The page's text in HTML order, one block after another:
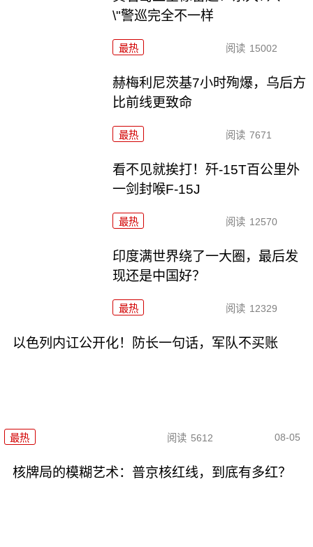
\"警巡完全不一样
最热 阅读 15002
赫梅利尼茨基7小时殉爆，乌后方
比前线更致命
最热 阅读 7671
看不见就挨打！歼-15T百公里外
一剑封喉F-15J
最热 阅读 12570
印度满世界绕了一大圈，最后发
现还是中国好？
最热 阅读 12329
以色列内讧公开化！防长一句话，军队不买账
最热 阅读 5612 08-05
核牌局的模糊艺术：普京核红线，到底有多红？